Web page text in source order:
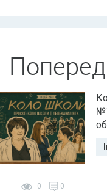
0 0